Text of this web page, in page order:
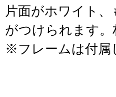
片面がホワイト
がつけられます
※フレームは付属